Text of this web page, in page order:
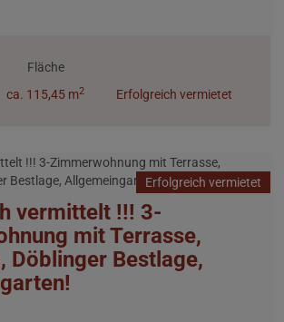
Fläche
ca. 115,45 m2 Erfolgreich vermietet
Erfolgreich vermietet
vermittelt !!! 3-
mit Terrasse,
Döblinger Bestlage,